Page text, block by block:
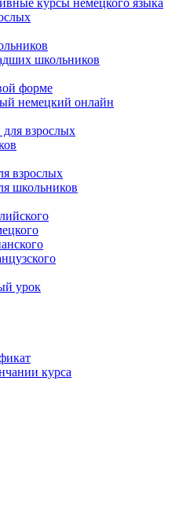
курсы немецкого языка
школьников
форме
немецкий онлайн
взрослых
взрослых
школьников
урок
курса